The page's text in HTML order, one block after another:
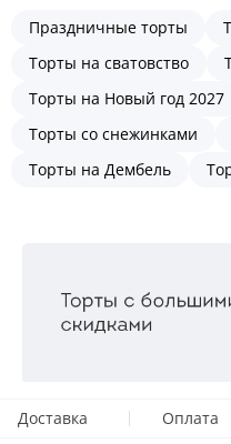
Праздничные торты
Торты на сватовство
Торты на Новый год 2027
Торты со снежинками
Торты на Дембель
Доставка Оплата